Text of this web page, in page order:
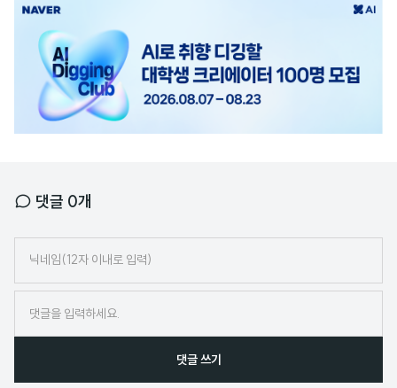
광
댓글 0개
임
댓글 쓰기